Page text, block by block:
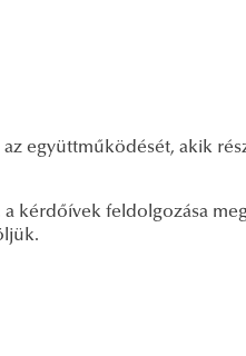
együttműködését, akik
kérdőívek feldolgozása